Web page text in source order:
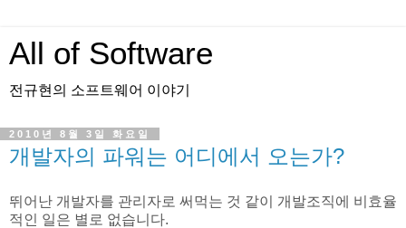
All of Software
전규현의 소프트웨어 이야기
2010년 8월 3일 화요일
개발자의 파워는 어디에서 오는가?
뛰어난 개발자를 관리자로 써먹는 것 같이 개발조직에 비효율
적인 일은 별로 없습니다.